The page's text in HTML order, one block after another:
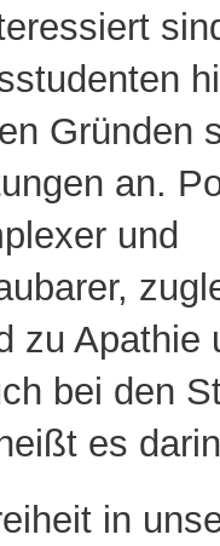
Gründen
an.
und
zu Apathie
bei den
es
in